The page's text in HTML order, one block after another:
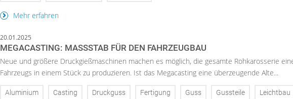
Mehr erfahren
20.01.2025
MEGACASTING: MASSSTAB FÜR DEN FAHRZEUGBAU
Neue und größere Druckgießmaschinen machen es möglich, die gesamte Rohkarosserie
Fahrzeugs in einem Stück zu produzieren. Ist das Megacasting eine überzeugende Alte...
Aluminium Casting Druckguss Fertigung Guss Gussteile Leichtbau